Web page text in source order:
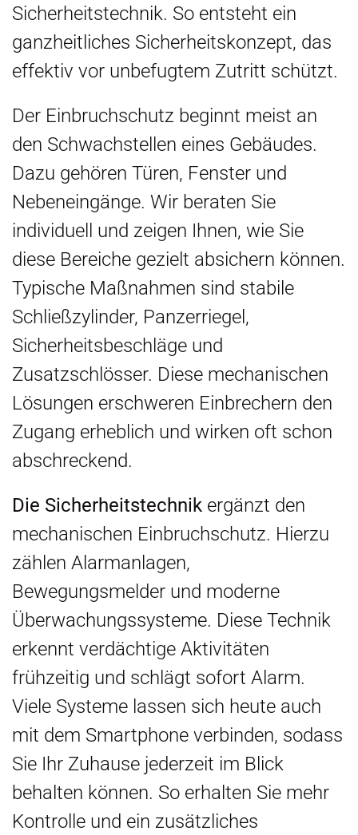
Sicherheitstechnik. So entsteht ein
ganzheitliches Sicherheitskonzept, das
effektiv vor unbefugtem Zutritt schützt.
Der Einbruchschutz beginnt meist an
den Schwachstellen eines Gebäudes.
Dazu gehören Türen, Fenster und
Nebeneingänge. Wir beraten Sie
individuell und zeigen Ihnen, wie Sie
diese Bereiche gezielt absichern können.
Typische Maßnahmen sind stabile
Schließzylinder, Panzerriegel,
Sicherheitsbeschläge und
Zusatzschlösser. Diese mechanischen
Lösungen erschweren Einbrechern den
Zugang erheblich und wirken oft schon
abschreckend.
Die Sicherheitstechnik ergänzt den
mechanischen Einbruchschutz. Hierzu
zählen Alarmanlagen,
Bewegungsmelder und moderne
Überwachungssysteme. Diese Technik
erkennt verdächtige Aktivitäten
frühzeitig und schlägt sofort Alarm.
Viele Systeme lassen sich heute auch
mit dem Smartphone verbinden, sodass
Sie Ihr Zuhause jederzeit im Blick
behalten können. So erhalten Sie mehr
Kontrolle und ein zusätzliches